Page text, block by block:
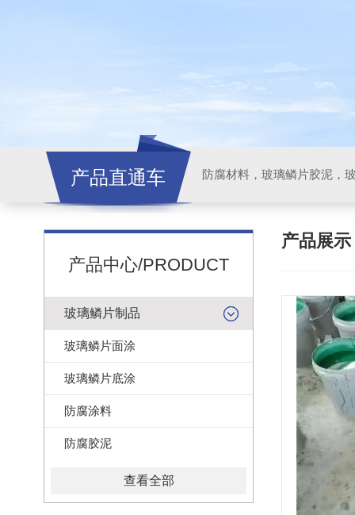
产品直通车
产品中心/PRODUCT
玻璃鳞片制品
玻璃鳞片面涂
玻璃鳞片底涂
防腐涂料
防腐胶泥
查看全部
产品展示